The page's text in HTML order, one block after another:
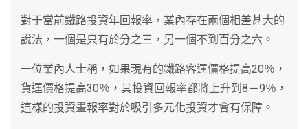
對于當前鐵路投資年回報率，業內存在兩個相差甚大的
說法，一個是只有於分之三，另一個不到百分之六。
一位業內人士稱，如果現有的鐵路客運價格提高20％，
貨運價格提高30％，其投資回報率都將上升到8－9％，
這樣的投資畫報率對於吸引多元化投資才會有保障。